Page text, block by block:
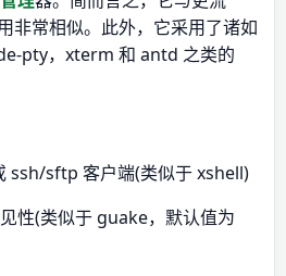
非常相似。此外，它采用了诸如
pty，xterm 和 antd 之类的
ssh/sftp 客户端(类似于 xshell)
性(类似于 guake，默认值为